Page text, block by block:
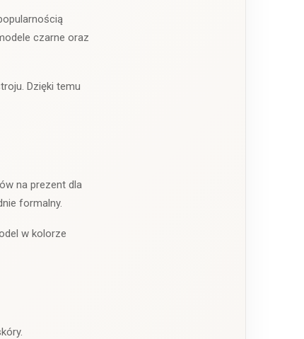
czarne oraz
Dzięki temu
na prezent dla
formalny.
w kolorze